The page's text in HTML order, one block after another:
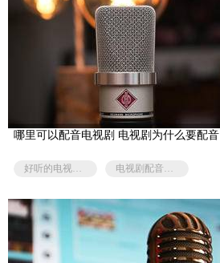
哪里可以配音电视剧 电视剧为什么要配音
好听的电视剧配音哪里有 电视剧配音是演员配音吗